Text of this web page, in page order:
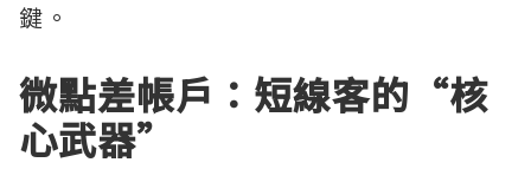
鍵。
微點差帳戶：短線客的“核
心武器”